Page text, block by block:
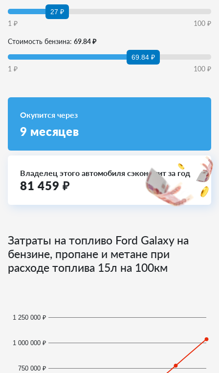
27 ₽
1 ₽ 100 ₽
Стоимость бензина: 69.84 ₽
69.84 ₽
1 ₽ 100 ₽
Окупится через
9 месяцев
Владелец этого автомобиля сэкономит за год
81 459 ₽
Затраты на топливо Ford Galaxy на
бензине, пропане и метане при
расходе топлива 15л на 100км
750 000 ₽
1 000 000 ₽
1 250 000 ₽